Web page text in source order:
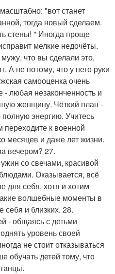
"вот станет
тогда новый сделаем.
стены! " Иногда проще
мелкие недочёты.
мужу, что вы сделали это,
А не потому, что у него руки
самооценка очень
любая незаконченность и
женщину. Чёткий план -
энергию. Учитесь
переходите к военной
месяцев и даже лет жизни.
вечером? 27.
со свечами, красивой
Оказывается, всё
для себя, хотя и хотим
волшебные моменты в
и близких. 28.
- общаясь с детьми
уровень своей
не стоит отказываться
обучать детей тому, что